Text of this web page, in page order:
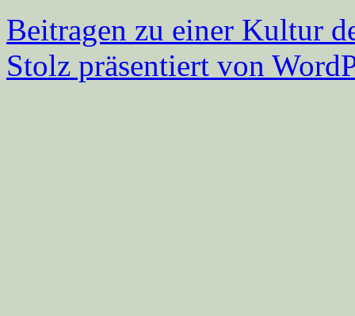
Beitragen zu einer Kultur
Stolz präsentiert von